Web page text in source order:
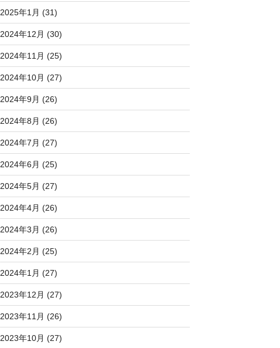
2025年1月 (31)
2024年12月 (30)
2024年11月 (25)
2024年10月 (27)
2024年9月 (26)
2024年8月 (26)
2024年7月 (27)
2024年6月 (25)
2024年5月 (27)
2024年4月 (26)
2024年3月 (26)
2024年2月 (25)
2024年1月 (27)
2023年12月 (27)
2023年11月 (26)
2023年10月 (27)